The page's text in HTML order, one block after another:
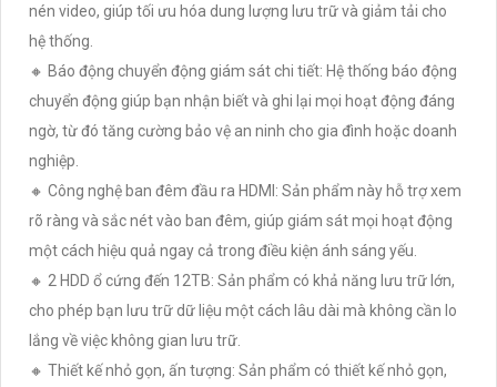
nén video, giúp tối ưu hóa dung lượng lưu trữ và giảm tải cho
hệ thống.
🔸 Báo động chuyển động giám sát chi tiết: Hệ thống báo động
chuyển động giúp bạn nhận biết và ghi lại mọi hoạt động đáng
ngờ, từ đó tăng cường bảo vệ an ninh cho gia đình hoặc doanh
nghiệp.
🔸 Công nghệ ban đêm đầu ra HDMI: Sản phẩm này hỗ trợ xem
rõ ràng và sắc nét vào ban đêm, giúp giám sát mọi hoạt động
một cách hiệu quả ngay cả trong điều kiện ánh sáng yếu.
🔸 2 HDD ổ cứng đến 12TB: Sản phẩm có khả năng lưu trữ lớn,
cho phép bạn lưu trữ dữ liệu một cách lâu dài mà không cần lo
lắng về việc không gian lưu trữ.
🔸 Thiết kế nhỏ gọn, ấn tượng: Sản phẩm có thiết kế nhỏ gọn,